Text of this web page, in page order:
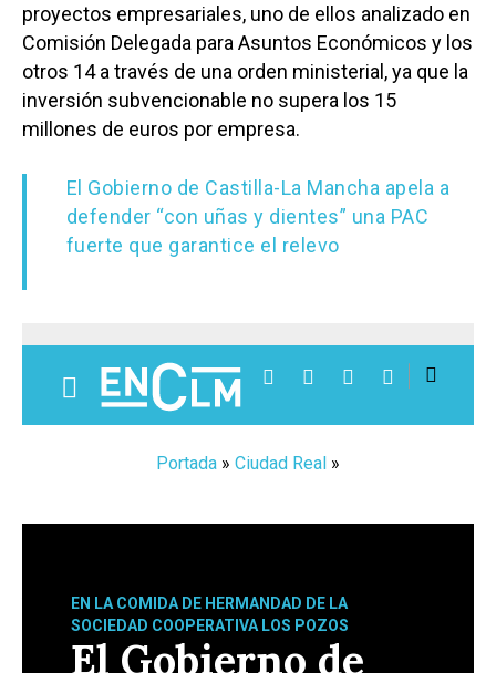
proyectos empresariales, uno de ellos analizado en
Comisión Delegada para Asuntos Económicos y los
otros 14 a través de una orden ministerial, ya que la
inversión subvencionable no supera los 15
millones de euros por empresa.
El Gobierno de Castilla-La Mancha apela a
defender “con uñas y dientes” una PAC
fuerte que garantice el relevo
El proyecto analizado en la CDGAE es el de la
empresa Severiano Servicio Móvil SAU, de Yuncos
(Toledo), cuya inversión asciende a algo más de 18
millones de euros, y va a recibir una subvención de
A su vez, cinco de los proyectos restantes van a
recibir subvenciones por importe de más de un
millón de euros: las de mayor cuantía los 2,7